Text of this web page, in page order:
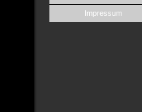
Impressum